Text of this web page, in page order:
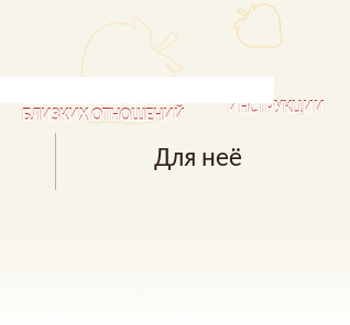
СЕКРЕТЫ ДЛЯ САМЫХ
БЛИЗКИХ ОТНОШЕНИЙ
ИНСТРУКЦИИ
Для неё